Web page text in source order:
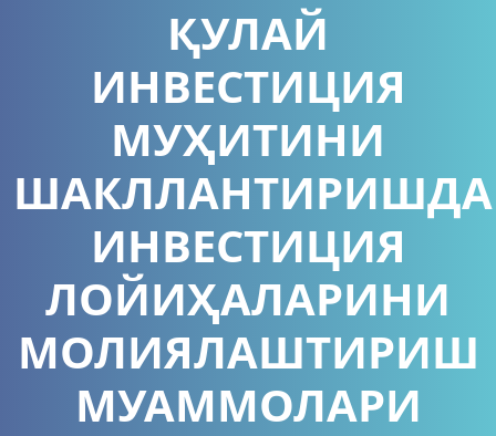
ҚУЛАЙ
ИНВЕСТИЦИЯ
МУҲИТИНИ
ШАКЛЛАНТИРИШДА
ИНВЕСТИЦИЯ
ЛОЙИҲАЛАРИНИ
МОЛИЯЛАШТИРИШ
МУАММОЛАРИ